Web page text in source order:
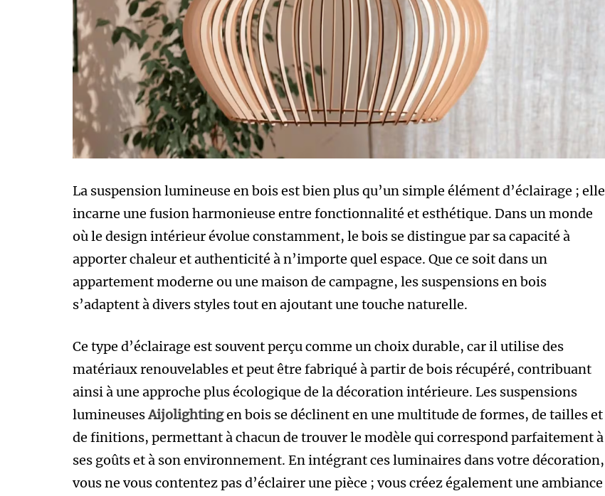
La suspension lumineuse en bois est bien plus qu’un simple élément d’éclairage ; elle
incarne une fusion harmonieuse entre fonctionnalité et esthétique. Dans un monde
où le design intérieur évolue constamment, le bois se distingue par sa capacité à
apporter chaleur et authenticité à n’importe quel espace. Que ce soit dans un
appartement moderne ou une maison de campagne, les suspensions en bois
s’adaptent à divers styles tout en ajoutant une touche naturelle.
Ce type d’éclairage est souvent perçu comme un choix durable, car il utilise des
matériaux renouvelables et peut être fabriqué à partir de bois récupéré, contribuant
ainsi à une approche plus écologique de la décoration intérieure. Les suspensions
lumineusesAijolightingen bois se déclinent en une multitude de formes, de tailles et
de finitions, permettant à chacun de trouver le modèle qui correspond parfaitement à
ses goûts et à son environnement. En intégrant ces luminaires dans votre décoration,
vous ne vous contentez pas d’éclairer une pièce ; vous créez également une ambiance